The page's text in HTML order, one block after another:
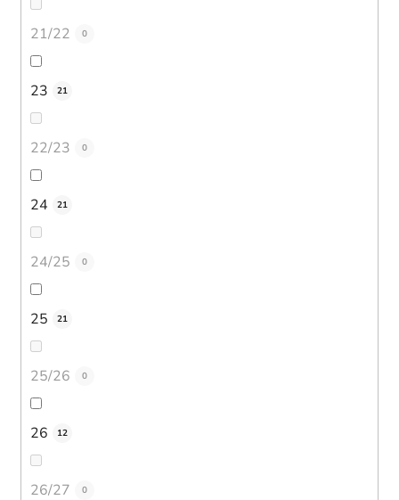
21/22 0
23 21
22/23 0
24 21
24/25 0
25 21
25/26 0
26 12
26/27 0